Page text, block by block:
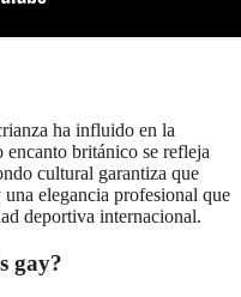
ha influido en la
británico se refleja
cultural garantiza que
elegancia profesional que
deportiva internacional.
gay?